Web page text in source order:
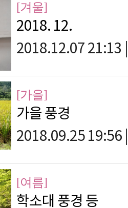
[겨울]
2018. 12.
2018.12.07 21:13
[가을]
가을 풍경
2018.09.25 19:56
[여름]
학소대 풍경 등